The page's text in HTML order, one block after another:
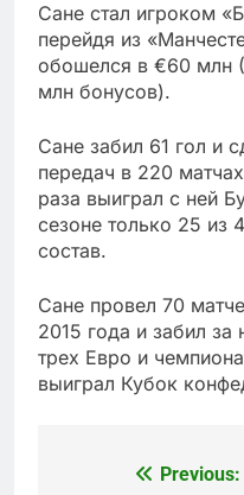
Сане стал игроком
перейдя из
обошелся в €60 млн
млн бонусов).
Сане забил 61 гол и
передач в 220
раза выиграл с ней
сезоне только 25 из
состав.
Сане провел 70
2015 года и забил за
трех Евро и
выиграл Кубок
Previous: